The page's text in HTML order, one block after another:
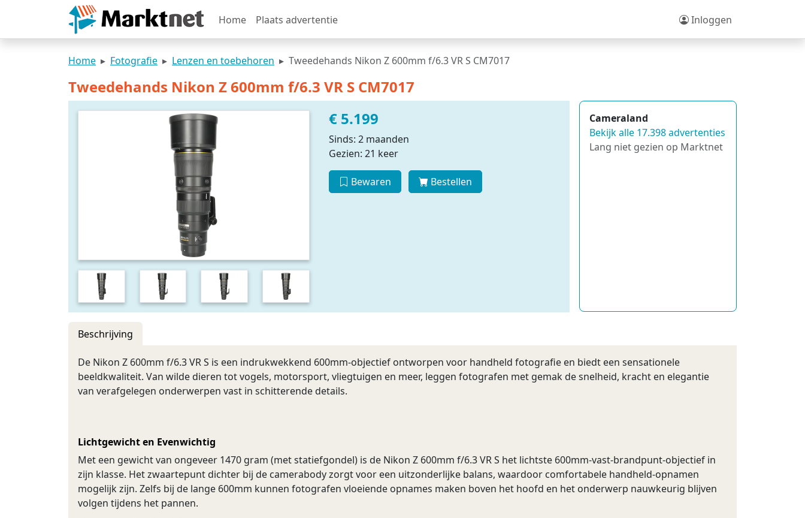
Home Plaats advertentie Inloggen
Home Fotografie Lenzen en toebehoren Tweedehands Nikon Z 600mm f/6.3 VR S CM7017
Tweedehands Nikon Z 600mm f/6.3 VR S CM7017
€ 5.199
Sinds: 2 maanden
Gezien: 21 keer
Bewaren Bestellen
Cameraland
Bekijk alle 17.398 advertenties
Lang niet gezien op Marktnet
Beschrijving
De Nikon Z 600mm f/6.3 VR S is een indrukwekkend 600mm-objectief ontworpen voor handheld fotografie en biedt een sensationele
beeldkwaliteit. Van wilde dieren tot vogels, motorsport, vliegtuigen en meer, leggen fotografen met gemak de snelheid, kracht en elegantie
van verafgelegen onderwerpen vast in schitterende details.
Lichtgewicht en Evenwichtig
Met een gewicht van ongeveer 1470 gram (met statiefgondel) is de Nikon Z 600mm f/6.3 VR S het lichtste 600mm-vast-brandpunt-objectief in
zijn klasse. Het zwaartepunt dichter bij de camerabody zorgt voor een uitzonderlijke balans, waardoor comfortabele handheld-opnamen
mogelijk zijn. Zelfs bij de lange 600mm kunnen fotografen vloeiende opnames maken boven het hoofd en het onderwerp nauwkeurig blijven
volgen tijdens het pannen.